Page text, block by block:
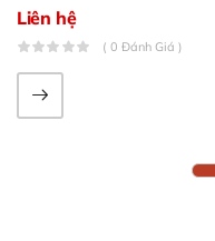
Liên hệ
( 0 Đánh Giá )